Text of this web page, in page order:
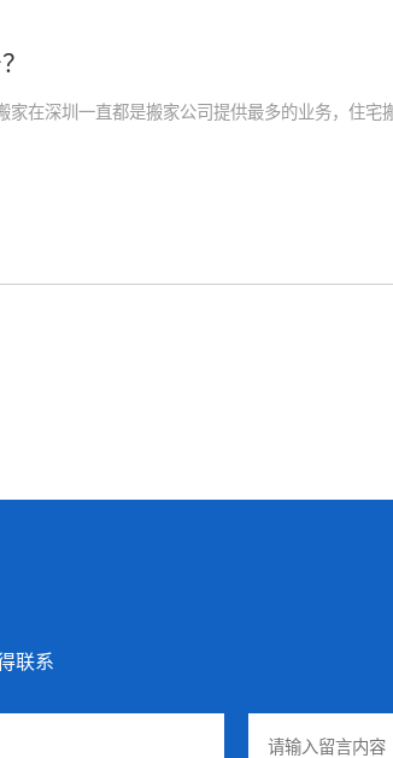
家在深圳一直都是搬家公司提供最多的业务，住宅
联系